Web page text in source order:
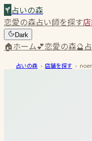
占いの森
恋愛の森占い師を探す
Dark
🏠ホーム💕恋愛の森🔮
占いの森 › 店舗を探す ›